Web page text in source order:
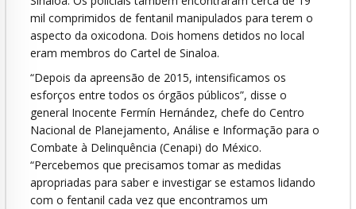
mil comprimidos de fentanil manipulados para terem o
aspecto da oxicodona. Dois homens detidos no local
eram membros do Cartel de Sinaloa.
“Depois da apreensão de 2015, intensificamos os
esforços entre todos os órgãos públicos”, disse o
general Inocente Fermín Hernández, chefe do Centro
Nacional de Planejamento, Análise e Informação para o
Combate à Delinquência (Cenapi) do México.
“Percebemos que precisamos tomar as medidas
apropriadas para saber e investigar se estamos lidando
com o fentanil cada vez que encontramos um